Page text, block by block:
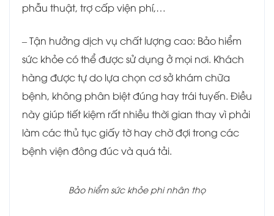
phẫu thuật, trợ cấp viện phí,…
– Tận hưởng dịch vụ chất lượng cao: Bảo hiểm
sức khỏe có thể được sử dụng ở mọi nơi. Khách
hàng được tự do lựa chọn cơ sở khám chữa
bệnh, không phân biệt đúng hay trái tuyến. Điều
này giúp tiết kiệm rất nhiều thời gian thay vì phải
làm các thủ tục giấy tờ hay chờ đợi trong các
bệnh viện đông đúc và quá tải.
Bảo hiểm sức khỏe phi nhân thọ